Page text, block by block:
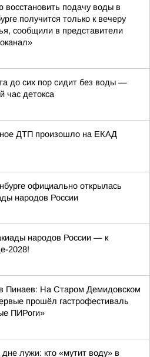
восстановить подачу воды в
получится только к вечеру
сообщили в представители
до сих пор сидит без воды —
час детокса
ДТП произошло на ЕКАД
официально открылась
народов России
народов России — к
2028!
Пинаев: На Старом Демидовском
прошёл гастрофестиваль
ПИРоги»
лужи: кто «мутит воду» в